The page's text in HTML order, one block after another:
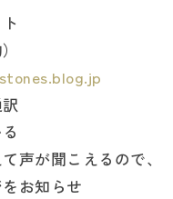
声が聞こえるので、
お知らせ